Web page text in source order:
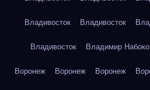
Владивосток Владивосток
Владивосток Владимир
Воронеж Воронеж Воронеж